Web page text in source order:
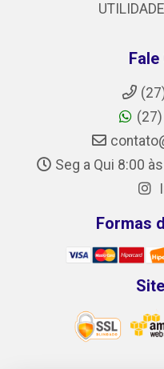
Seg a Qui 8:00
Formas